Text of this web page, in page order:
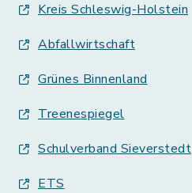
Kreis Schleswig-Holstein
Abfallwirtschaft
Grünes Binnenland
Treenespiegel
Schulverband Sieverstedt
ETS